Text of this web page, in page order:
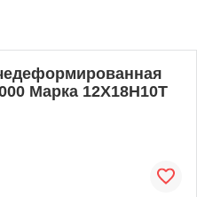
Марка 12Х18Н10Т